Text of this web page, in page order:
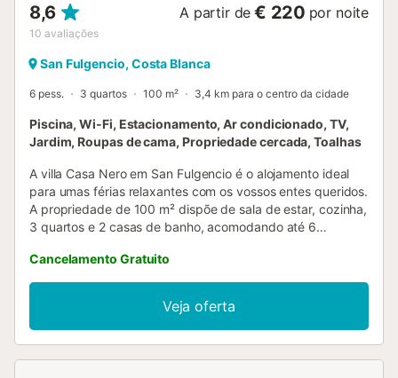
8,6
10 avaliações
A partir de € 220 por noite
San Fulgencio, Costa Blanca
6 pess. 3 quartos 100 m² 3,4 km para o centro da cidade
Piscina, Wi-Fi, Estacionamento, Ar condicionado, TV,
Jardim, Roupas de cama, Propriedade cercada, Toalhas
A villa Casa Nero em San Fulgencio é o alojamento ideal
para umas férias relaxantes com os vossos entes queridos.
A propriedade de 100 m² dispõe de sala de estar, cozinha,
3 quartos e 2 casas de banho, acomodando até 6
com serviços de streaming, ar condicionado, ventoinha e
máquina de lavar roupa. No exterior, usufruem de piscina
privada, jardim, terraço aberto, terraço coberto, varanda,
churrasqueira e duche exterior. A propriedade está perto
da praia e de transportes públicos acessíveis a pé.
Cancelamento Gratuito
Veja oferta